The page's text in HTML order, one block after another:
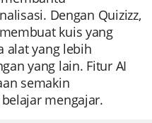
Dengan Quizizz,
kuis yang
alat yang lebih
yang lain. Fitur AI
semakin
mengajar.